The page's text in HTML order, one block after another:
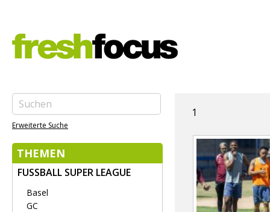
Erweiterte Suche
THEMEN
FUSSBALL SUPER LEAGUE
Basel
GC
1